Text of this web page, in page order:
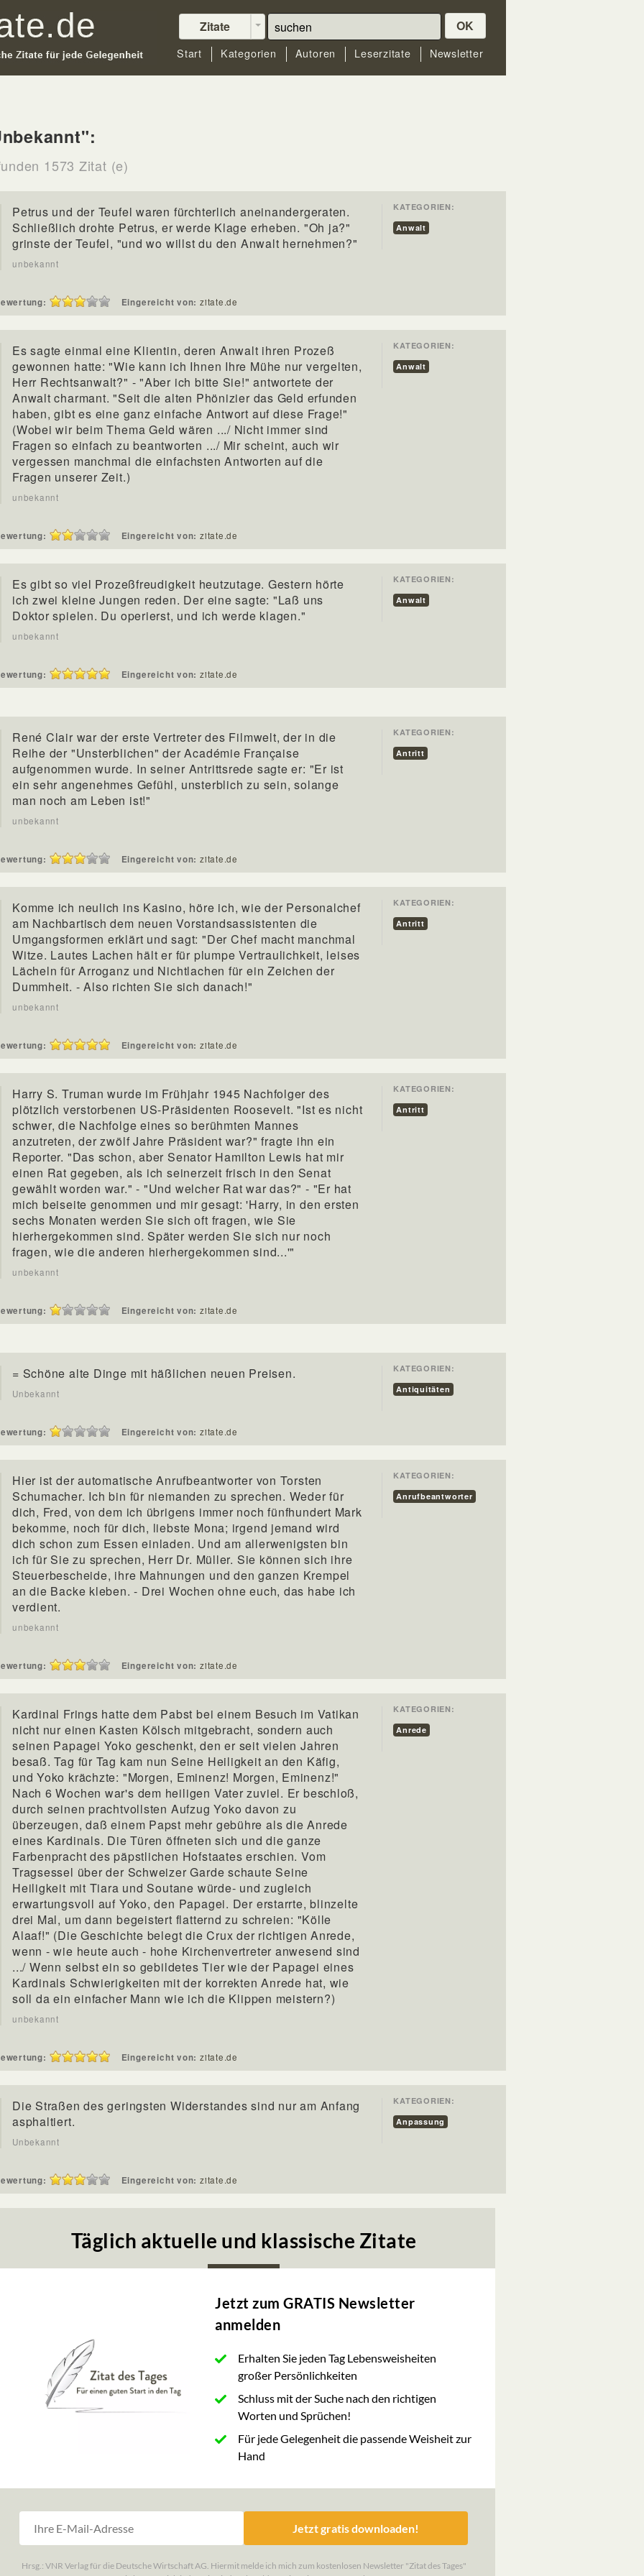
Zitate OK
Start Kategorien Autoren Leserzitate Newsletter
1573 Zitat (e)
Petrus und der Teufel waren fürchterlich aneinandergeraten.
Schließlich drohte Petrus, er werde Klage erheben. "Oh ja?"
grinste der Teufel, "und wo willst du den Anwalt hernehmen?"
unbekannt
KATEGORIEN:
Anwalt
Eingereicht von: zitate.de
Es sagte einmal eine Klientin, deren Anwalt ihren Prozeß
gewonnen hatte: "Wie kann ich Ihnen Ihre Mühe nur vergelten,
Herr Rechtsanwalt?" - "Aber ich bitte Sie!" antwortete der
Anwalt charmant. "Seit die alten Phönizier das Geld erfunden
haben, gibt es eine ganz einfache Antwort auf diese Frage!"
(Wobei wir beim Thema Geld wären .../ Nicht immer sind
Fragen so einfach zu beantworten .../ Mir scheint, auch wir
vergessen manchmal die einfachsten Antworten auf die
Fragen unserer Zeit.)
unbekannt
KATEGORIEN:
Anwalt
Eingereicht von: zitate.de
Es gibt so viel Prozeßfreudigkeit heutzutage. Gestern hörte
ich zwei kleine Jungen reden. Der eine sagte: "Laß uns
Doktor spielen. Du operierst, und ich werde klagen."
unbekannt
KATEGORIEN:
Anwalt
Eingereicht von: zitate.de
René Clair war der erste Vertreter des Filmwelt, der in die
Reihe der "Unsterblichen" der Académie Française
aufgenommen wurde. In seiner Antrittsrede sagte er: "Er ist
ein sehr angenehmes Gefühl, unsterblich zu sein, solange
man noch am Leben ist!"
unbekannt
KATEGORIEN:
Antritt
Eingereicht von: zitate.de
Komme ich neulich ins Kasino, höre ich, wie der Personalchef
am Nachbartisch dem neuen Vorstandsassistenten die
Umgangsformen erklärt und sagt: "Der Chef macht manchmal
Witze. Lautes Lachen hält er für plumpe Vertraulichkeit, leises
Lächeln für Arroganz und Nichtlachen für ein Zeichen der
Dummheit. - Also richten Sie sich danach!"
unbekannt
KATEGORIEN:
Antritt
Eingereicht von: zitate.de
Harry S. Truman wurde im Frühjahr 1945 Nachfolger des
plötzlich verstorbenen US-Präsidenten Roosevelt. "Ist es nicht
schwer, die Nachfolge eines so berühmten Mannes
anzutreten, der zwölf Jahre Präsident war?" fragte ihn ein
Reporter. "Das schon, aber Senator Hamilton Lewis hat mir
einen Rat gegeben, als ich seinerzeit frisch in den Senat
gewählt worden war." - "Und welcher Rat war das?" - "Er hat
mich beiseite genommen und mir gesagt: 'Harry, in den ersten
sechs Monaten werden Sie sich oft fragen, wie Sie
hierhergekommen sind. Später werden Sie sich nur noch
fragen, wie die anderen hierhergekommen sind...'"
unbekannt
KATEGORIEN:
Antritt
Eingereicht von: zitate.de
= Schöne alte Dinge mit häßlichen neuen Preisen.
Unbekannt
KATEGORIEN:
Antiquitäten
Eingereicht von: zitate.de
Hier ist der automatische Anrufbeantworter von Torsten
Schumacher. Ich bin für niemanden zu sprechen. Weder für
dich, Fred, von dem ich übrigens immer noch fünfhundert Mark
bekomme, noch für dich, liebste Mona; irgend jemand wird
dich schon zum Essen einladen. Und am allerwenigsten bin
ich für Sie zu sprechen, Herr Dr. Müller. Sie können sich ihre
Steuerbescheide, ihre Mahnungen und den ganzen Krempel
an die Backe kleben. - Drei Wochen ohne euch, das habe ich
verdient.
unbekannt
KATEGORIEN:
Anrufbeantworter
Eingereicht von: zitate.de
Kardinal Frings hatte dem Pabst bei einem Besuch im Vatikan
nicht nur einen Kasten Kölsch mitgebracht, sondern auch
seinen Papagei Yoko geschenkt, den er seit vielen Jahren
besaß. Tag für Tag kam nun Seine Heiligkeit an den Käfig,
und Yoko krächzte: "Morgen, Eminenz! Morgen, Eminenz!"
Nach 6 Wochen war's dem heiligen Vater zuviel. Er beschloß,
durch seinen prachtvollsten Aufzug Yoko davon zu
überzeugen, daß einem Papst mehr gebühre als die Anrede
eines Kardinals. Die Türen öffneten sich und die ganze
Farbenpracht des päpstlichen Hofstaates erschien. Vom
Tragsessel über der Schweizer Garde schaute Seine
Heiligkeit mit Tiara und Soutane würde- und zugleich
erwartungsvoll auf Yoko, den Papagei. Der erstarrte, blinzelte
drei Mal, um dann begeistert flatternd zu schreien: "Kölle
Alaaf!" (Die Geschichte belegt die Crux der richtigen Anrede,
wenn - wie heute auch - hohe Kirchenvertreter anwesend sind
.../ Wenn selbst ein so gebildetes Tier wie der Papagei eines
Kardinals Schwierigkeiten mit der korrekten Anrede hat, wie
soll da ein einfacher Mann wie ich die Klippen meistern?)
unbekannt
KATEGORIEN:
Anrede
Eingereicht von: zitate.de
Die Straßen des geringsten Widerstandes sind nur am Anfang
asphaltiert.
Unbekannt
KATEGORIEN:
Anpassung
Eingereicht von: zitate.de